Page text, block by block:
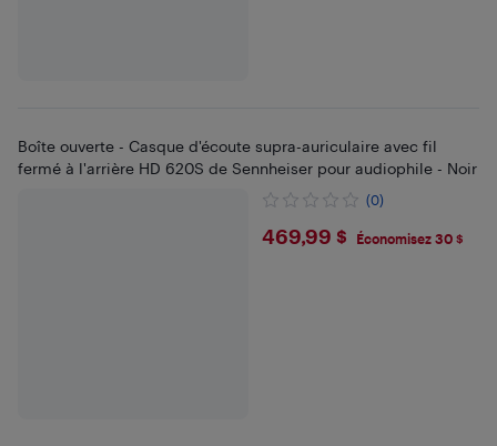
Boîte ouverte - Casque d'écoute supra-auriculaire avec fil
fermé à l'arrière HD 620S de Sennheiser pour audiophile - Noir
(0)
$469.99
469,99 $ Économisez 30 $